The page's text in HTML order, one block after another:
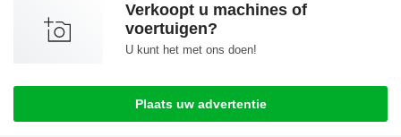
Verkoopt u machines of
voertuigen?
U kunt het met ons doen!
Plaats uw advertentie